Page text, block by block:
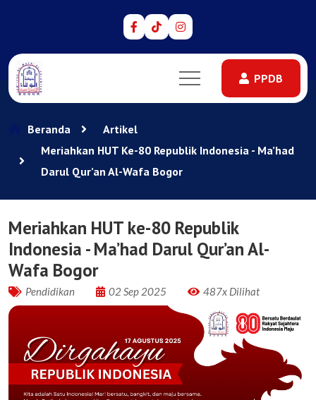
PPDB
Beranda
Artikel
Meriahkan HUT Ke-80 Republik Indonesia - Ma’had
Darul Qur’an Al-Wafa Bogor
Meriahkan HUT ke-80 Republik
Indonesia - Ma’had Darul Qur’an Al-
Wafa Bogor
Pendidikan 02 Sep 2025 487x Dilihat